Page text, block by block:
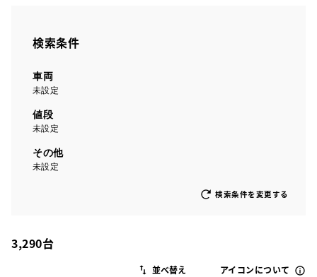
検索条件
車両
未設定
値段
未設定
その他
未設定
検索条件を変更する
3,290台
アイコンについて